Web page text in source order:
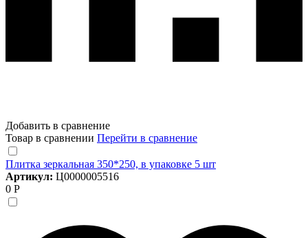
Добавить в сравнение
Товар в сравнении Перейти в сравнение
Плитка зеркальная 350*250, в упаковке 5 шт
Артикул: Ц0000005516
0 Р